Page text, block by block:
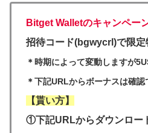
Bitget Walletのキャンペー
招待コード(bgwycrl)で限定
＊時期によって変動しますが
＊下記URLからボーナスは確認
【貰い方】
①下記URLからダウンロー